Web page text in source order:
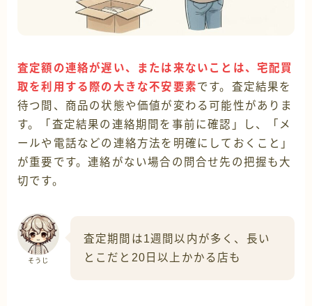
査定額の連絡が遅い、または来ないことは、宅配買
取を利用する際の大きな不安要素です。査定結果を
待つ間、商品の状態や価値が変わる可能性がありま
す。「査定結果の連絡期間を事前に確認」し、「メ
ールや電話などの連絡方法を明確にしておくこと」
が重要です。連絡がない場合の問合せ先の把握も大
切です。
そうじ
査定期間は1週間以内が多く、長い
とこだと20日以上かかる店も